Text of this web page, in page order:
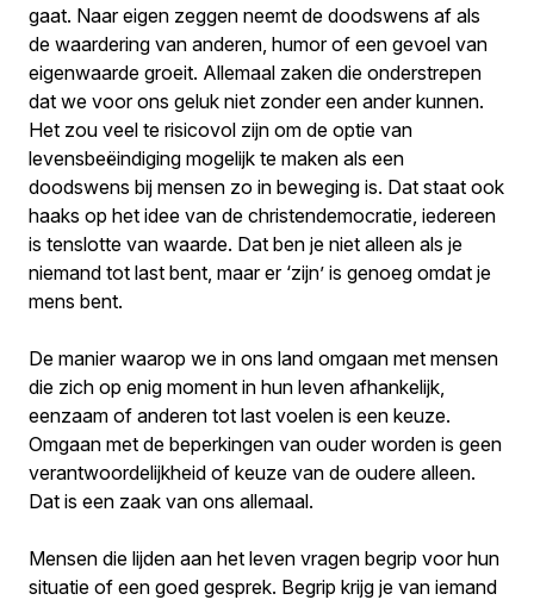
gaat. Naar eigen zeggen neemt de doodswens af als
de waardering van anderen, humor of een gevoel van
eigenwaarde groeit. Allemaal zaken die onderstrepen
dat we voor ons geluk niet zonder een ander kunnen.
Het zou veel te risicovol zijn om de optie van
levensbeëindiging mogelijk te maken als een
doodswens bij mensen zo in beweging is. Dat staat ook
haaks op het idee van de christendemocratie, iedereen
is tenslotte van waarde. Dat ben je niet alleen als je
niemand tot last bent, maar er ‘zijn’ is genoeg omdat je
mens bent.
De manier waarop we in ons land omgaan met mensen
die zich op enig moment in hun leven afhankelijk,
eenzaam of anderen tot last voelen is een keuze.
Omgaan met de beperkingen van ouder worden is geen
verantwoordelijkheid of keuze van de oudere alleen.
Dat is een zaak van ons allemaal.
Mensen die lijden aan het leven vragen begrip voor hun
situatie of een goed gesprek. Begrip krijg je van iemand